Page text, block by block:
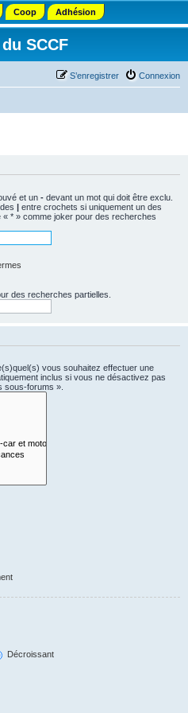
Coop Adhésion
SCCF
Connexion
S’enregistrer
et un - devant un mot qui doit être exclu.
| entre crochets si uniquement un des
* » comme joker pour des recherches
des recherches partielles.
vous souhaitez effectuer une
inclus si vous ne désactivez pas
sous-forums ».
Décroissant